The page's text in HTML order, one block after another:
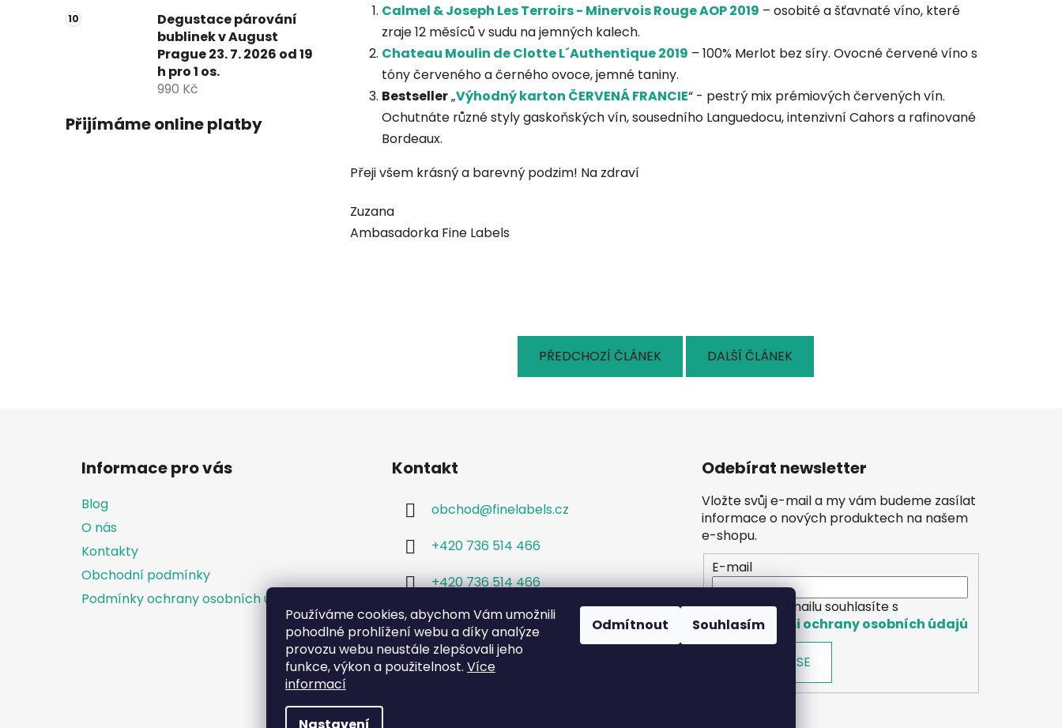
Používáme cookies, abychom Vám umožnili
pohodlné prohlížení webu a díky analýze
provozu webu neustále zlepšovali jeho
funkce, výkon a použitelnost. Více
informací
Odmítnout Souhlasím
Degustace párování
bublinek v August
Prague 23. 7. 2026 od 19
h pro 1 os.
990 Kč
Přijímáme online platby
Calmel & Joseph Les Terroirs - Minervois Rouge AOP 2019 – osobité a šťavnaté víno, které
zraje 12 měsíců v sudu na jemných kalech.
Chateau Moulin de Clotte L´Authentique 2019 – 100% Merlot bez síry. Ovocné červené víno s
tóny červeného a černého ovoce, jemné taniny.
Bestseller„Výhodný karton ČERVENÁ FRANCIE“ - pestrý mix prémiových červených vín.
Ochutnáte různé styly gaskoňských vín, sousedního Languedocu, intenzivní Cahors a rafinované
Bordeaux.
Přeji všem krásný a barevný podzim! Na zdraví
Zuzana
Ambasadorka Fine Labels
PŘEDCHOZÍ ČLÁNEK DALŠÍ ČLÁNEK
Informace pro vás
Blog
O nás
Kontakty
Obchodní podmínky
Podmínky ochrany osobních údajů
Kontakt
obchod@finelabels.cz
+420 736 514 466
+420 736 514 466
Odebírat newsletter
Vložte svůj e-mail a my vám budeme zasílat
informace o nových produktech na našem
e-shopu.
E-mail
Vložením e-mailu souhlasíte s
podmínkami ochrany osobních údajů
PŘIHLÁSIT SE